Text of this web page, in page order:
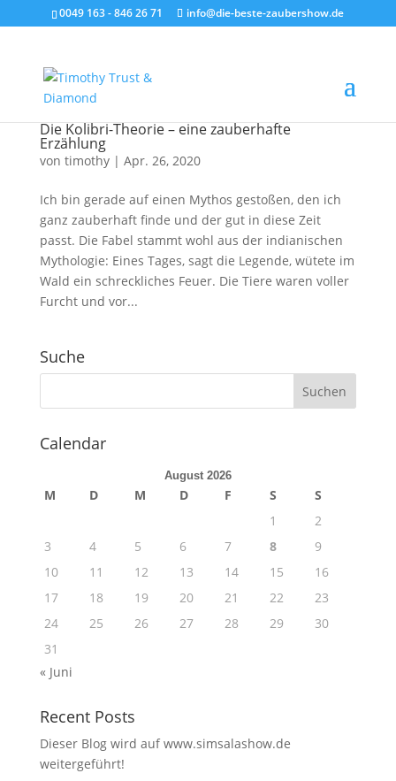
0049 163 - 846 26 71 info@die-beste-zaubershow.de
Die Kolibri-Theorie – eine zauberhafte
Erzählung
von timothy| Apr. 26, 2020
Ich bin gerade auf einen Mythos gestoßen, den ich
ganz zauberhaft finde und der gut in diese Zeit
passt. Die Fabel stammt wohl aus der indianischen
Mythologie: Eines Tages, sagt die Legende, wütete im
Wald ein schreckliches Feuer. Die Tiere waren voller
Furcht und vor...
Suche
Calendar
August 2026
M D M D F S
S
1
2
3
4 5 6 7 8
9
10
11 12 13 14 15
16
17
18 19 20 21 22
23
24
25 26 27 28 29
30
31
« Juni
Recent Posts
Dieser Blog wird auf www.simsalashow.de
weitergeführt!